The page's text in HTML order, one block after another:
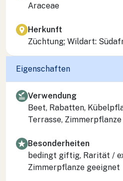
Araceae
Herkunft
Züchtung; Wildart:
Eigenschaften
Verwendung
Beet, Rabatten,
Terrasse, Zimmerpflanze
Besonderheiten
bedingt giftig, Rarität /
Zimmerpflanze geeignet